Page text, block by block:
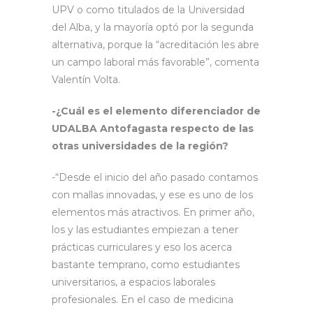
UPV o como titulados de la Universidad
del Alba, y la mayoría optó por la segunda
alternativa, porque la “acreditación les abre
un campo laboral más favorable”, comenta
Valentín Volta.
-¿Cuál es el elemento diferenciador de
UDALBA Antofagasta respecto de las
otras universidades de la región?
-“Desde el inicio del año pasado contamos
con mallas innovadas, y ese es uno de los
elementos más atractivos. En primer año,
los y las estudiantes empiezan a tener
prácticas curriculares y eso los acerca
bastante temprano, como estudiantes
universitarios, a espacios laborales
profesionales. En el caso de medicina